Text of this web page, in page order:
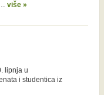
više »
lipnja u
i studentica iz